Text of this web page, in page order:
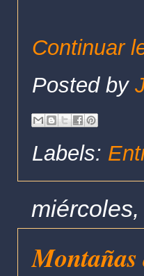
Continuar
Posted by
Labels: